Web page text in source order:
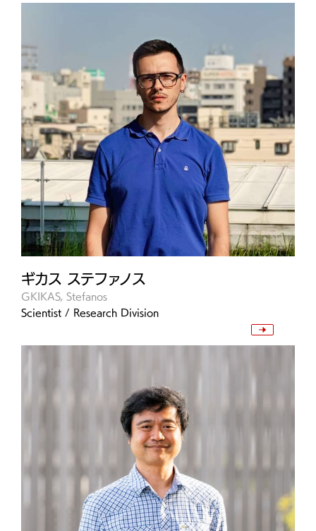
ギカス ステファノス
GKIKAS, Stefanos
Scientist / Research Division